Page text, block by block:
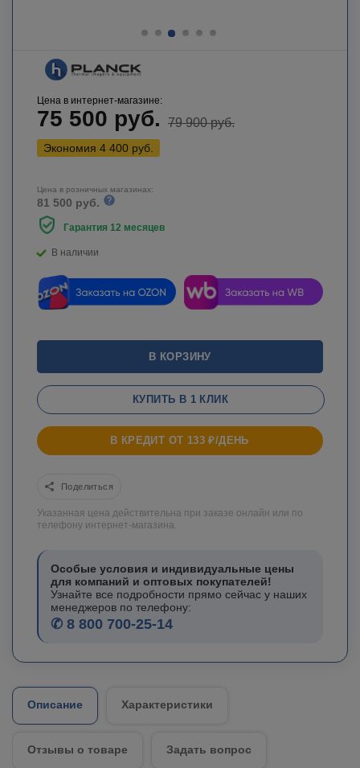
Цена в интернет-магазине:
75 500 руб. 79 900руб.
Экономия 4 400 руб.
Цена в розничных магазинах:
81 500 руб.
Гарантия 12 месяцев
В наличии
В КОРЗИНУ
КУПИТЬ В 1 КЛИК
В КРЕДИТ ОТ 133 ₽/ДЕНЬ
Поделиться
Указанная цена действительна при заказе онлайн или по
телефону интернет-магазина.
Особые условия и индивидуальные цены
для компаний и оптовых покупателей!
Узнайте все подробности прямо сейчас у наших
менеджеров по телефону:
✆ 8 800 700-25-14
Описание Характеристики
Отзывы о товаре Задать вопрос